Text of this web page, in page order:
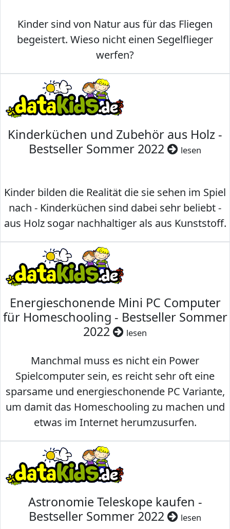
Kinder sind von Natur aus für das Fliegen
begeistert. Wieso nicht einen Segelflieger
werfen?
Kinderküchen und Zubehör aus Holz -
Bestseller Sommer 2022
lesen
Kinder bilden die Realität die sie sehen im Spiel
nach - Kinderküchen sind dabei sehr beliebt -
aus Holz sogar nachhaltiger als aus Kunststoff.
Energieschonende Mini PC Computer
für Homeschooling - Bestseller Sommer
2022
lesen
Manchmal muss es nicht ein Power
Spielcomputer sein, es reicht sehr oft eine
sparsame und energieschonende PC Variante,
um damit das Homeschooling zu machen und
etwas im Internet herumzusurfen.
Astronomie Teleskope kaufen -
Bestseller Sommer 2022
lesen